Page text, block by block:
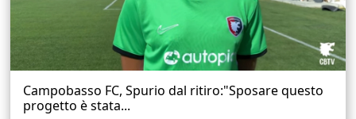
Campobasso FC, Spurio dal ritiro:"Sposare questo
progetto è stata...